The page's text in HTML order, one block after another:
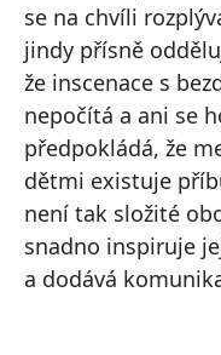
se na chvíli
jindy přísně
že inscenace s
nepočítá a ani se
předpokládá, že
dětmi existuje
není tak složité
snadno inspiruje
a dodává